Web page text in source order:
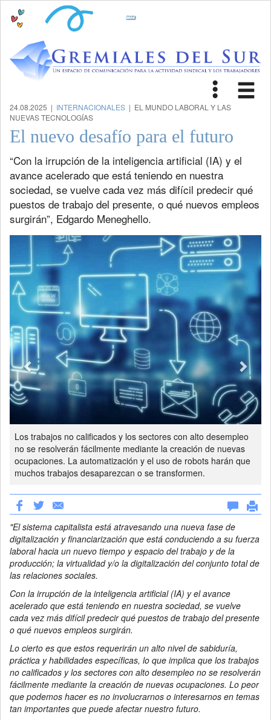
Toggle
24.08.2025 | INTERNACIONALES | EL MUNDO LABORAL Y LAS
NUEVAS TECNOLOGÍAS
El nuevo desafío para el futuro
“Con la irrupción de la inteligencia artificial (IA) y el
avance acelerado que está teniendo en nuestra
sociedad, se vuelve cada vez más difícil predecir qué
puestos de trabajo del presente, o qué nuevos empleos
surgirán”, Edgardo Meneghello.
Los trabajos no calificados y los sectores con alto desempleo
no se resolverán fácilmente mediante la creación de nuevas
ocupaciones. La automatización y el uso de robots harán que
muchos trabajos desaparezcan o se transformen.
Previous Next
"El sistema capitalista está atravesando una nueva fase de
digitalización y financiarización que está conduciendo a su fuerza
laboral hacia un nuevo tiempo y espacio del trabajo y de la
producción; la virtualidad y/o la digitalización del conjunto total de
las relaciones sociales.
Con la irrupción de la inteligencia artificial (IA) y el avance
acelerado que está teniendo en nuestra sociedad, se vuelve
cada vez más difícil predecir qué puestos de trabajo del presente
o qué nuevos empleos surgirán.
Lo cierto es que estos requerirán un alto nivel de sabiduría,
práctica y habilidades específicas, lo que implica que los trabajos
no calificados y los sectores con alto desempleo no se resolverán
fácilmente mediante la creación de nuevas ocupaciones. Lo peor
que podemos hacer es no involucrarnos o interesarnos en temas
tan importantes que puede afectar nuestro futuro.